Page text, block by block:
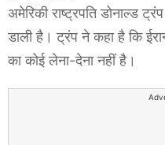
अमेरिकी राष्ट्रपति डोनाल्ड
डाली है। ट्रंप ने कहा है कि
का कोई लेना-देना नहीं है।